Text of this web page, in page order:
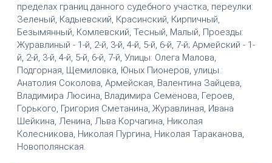
пределах границ данного судебного участка, переулки:
Зеленый, Кадыевский, Красинский, Кирпичный,
Безымянный, Комлевский, Тесный, Малый, Проезды:
Журавлиный - 1-й, 2-й, 3-й, 4-й, 5-й, 6-й, 7-й; Армейский - 1-
й, 2-й, 3-й, 4-й, 5-й, 6-й, 7-й, Улицы: Олега Малова,
Подгорная, Щемиловка, Юных Пионеров, улицы.:
Анатолия Соколова, Армейская, Валентина Зайцева,
Владимира Люсина, Владимира Семёнова, Героев,
Горького, Григория Сметанина, Журавлиная, Ивана
Шейкина, Ленина, Льва Корчагина, Николая
Колесникова, Николая Пургина, Николая Тараканова,
Новополянская.